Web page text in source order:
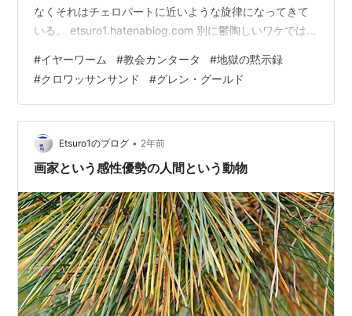
なくそれはチェロパートに近いような旋律になってきて
いる。 etsuro1.hatenablog.com 別に鬱陶しいワケではな
は、あまり映像ではないように思う。子供の頃・・・と
いっても小学校就学前までだと思うのだが、独特の幾何
学的？としか言いようのない説明不可能なイメージが時
折繰り返されるコトがあった。それは小児喘息発作の時
とか、発熱時という事態に数回起こったコトだったと思
うが、それが暫くは平常時に…
#イヤーワーム #教会カンタータ #地獄の黙示録
#クロワッサンサンド #グレン・グールド
Etsuro1のブログ • 2年前
画家という感性優勢の人間という動物